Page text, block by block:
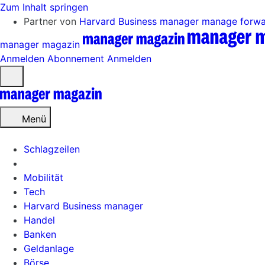
Zum Inhalt springen
Partner von Harvard Business manager manage
manager magazin
Anmelden Abonnement Anmelden
öffnen
Menü
Schlagzeilen
Mobilität
Tech
Harvard Business manager
Handel
Banken
Geldanlage
Börse